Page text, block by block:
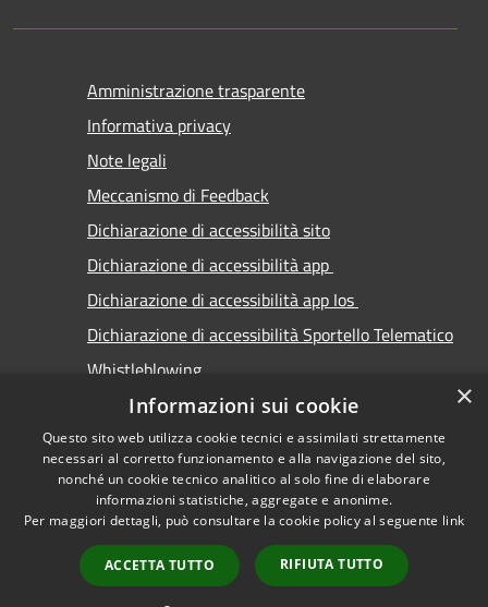
Amministrazione trasparente
Informativa privacy
Note legali
Meccanismo di Feedback
Dichiarazione di accessibilità sito
Dichiarazione di accessibilità app
Dichiarazione di accessibilità app Ios
Dichiarazione di accessibilità Sportello Telematico
Whistleblowing
Accessibilità
Copyright © 2026 • Comune di
Carimate • Powered by
Municipium•
Accesso
redazione
×
Informazioni sui cookie
Questo sito web utilizza cookie tecnici e assimilati strettamente
necessari al corretto funzionamento e alla navigazione del sito,
nonché un cookie tecnico analitico al solo fine di elaborare
informazioni statistiche, aggregate e anonime.
Per maggiori dettagli, può consultare la cookie policy al seguente link
ACCETTA TUTTO RIFIUTA TUTTO